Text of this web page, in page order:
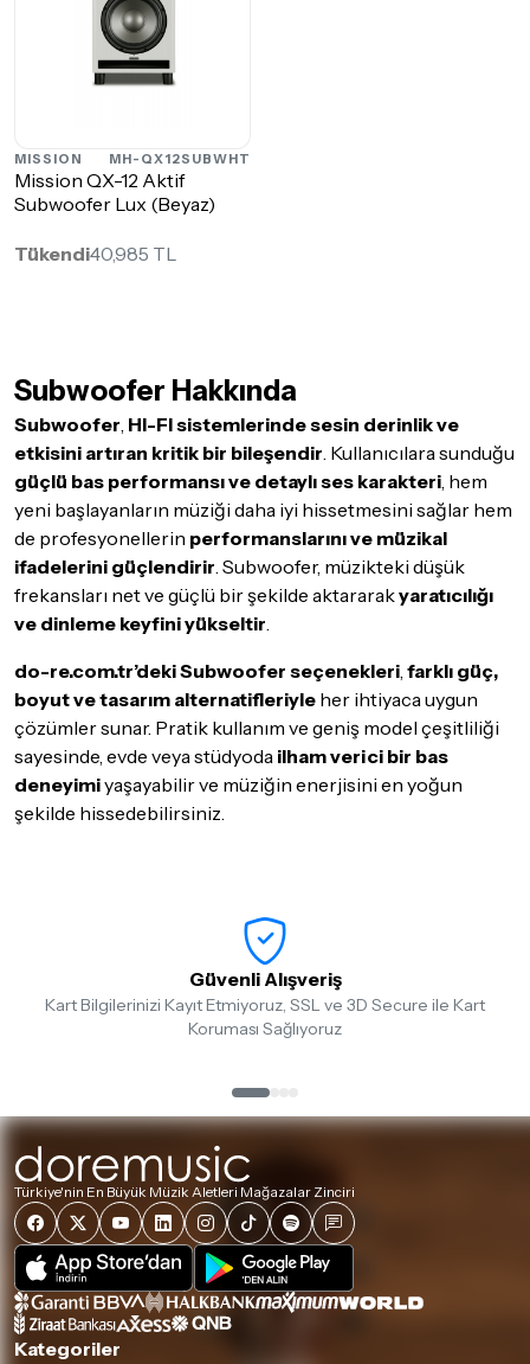
MISSION MH-QX12SUBWHT
Mission QX-12 Aktif
Subwoofer Lux (Beyaz)
Tükendi40,985 TL
Subwoofer Hakkında
Subwoofer, HI-FI sistemlerinde sesin derinlik ve
etkisini artıran kritik bir bileşendir. Kullanıcılara sunduğu
güçlü bas performansı ve detaylı ses karakteri, hem
yeni başlayanların müziği daha iyi hissetmesini sağlar hem
de profesyonellerin performanslarını ve müzikal
ifadelerini güçlendirir. Subwoofer, müzikteki düşük
frekansları net ve güçlü bir şekilde aktararakyaratıcılığı
ve dinleme keyfini yükseltir.
do-re.com.tr’deki Subwoofer seçenekleri, farklı güç,
boyut ve tasarım alternatifleriyle her ihtiyaca uygun
çözümler sunar. Pratik kullanım ve geniş model çeşitliliği
sayesinde, evde veya stüdyoda ilham verici bir bas
deneyimiyaşayabilir ve müziğin enerjisini en yoğun
şekilde hissedebilirsiniz.
Güvenli Alışveriş
Kart Bilgilerinizi Kayıt Etmiyoruz, SSL ve 3D Secure ile Kart
Koruması Sağlıyoruz
Türkiye'nin En Büyük Müzik Aletleri Mağazalar Zinciri
Kategoriler